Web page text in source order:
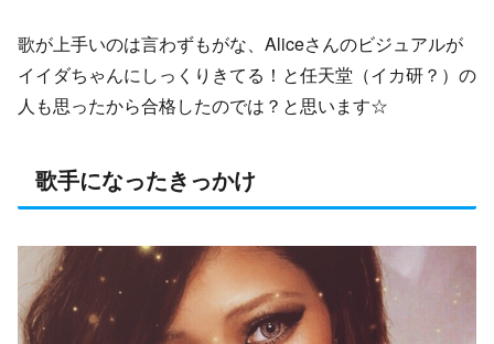
歌が上手いのは言わずもがな、Aliceさんのビジュアルが
イイダちゃんにしっくりきてる！と任天堂（イカ研？）の
人も思ったから合格したのでは？と思います☆
歌手になったきっかけ